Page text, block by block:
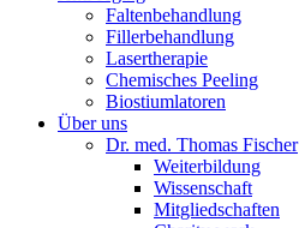
Faltenbehandlung
Fillerbehandlung
Lasertherapie
Chemisches Peeling
Biostiumlatoren
Über uns
Dr. med. Thomas Fischer
Weiterbildung
Wissenschaft
Mitgliedschaften